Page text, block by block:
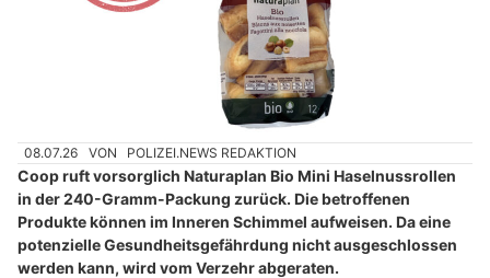
08.07.26 VON POLIZEI.NEWS REDAKTION
Coop ruft vorsorglich Naturaplan Bio Mini Haselnussrollen
in der 240-Gramm-Packung zurück. Die betroffenen
Produkte können im Inneren Schimmel aufweisen. Da eine
potenzielle Gesundheitsgefährdung nicht ausgeschlossen
werden kann, wird vom Verzehr abgeraten.